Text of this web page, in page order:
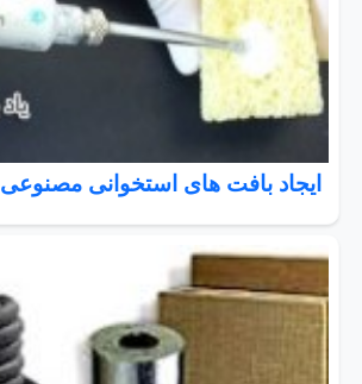
ایجاد بافت های استخوانی مصنوعی